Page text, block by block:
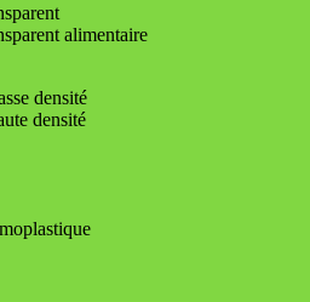
alimentaire
densité
densité